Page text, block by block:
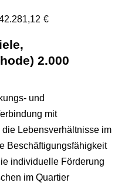
€
2.000
und
mit
Lebensverhältnisse im
Beschäftigungsfähigkeit
individuelle Förderung
im Quartier